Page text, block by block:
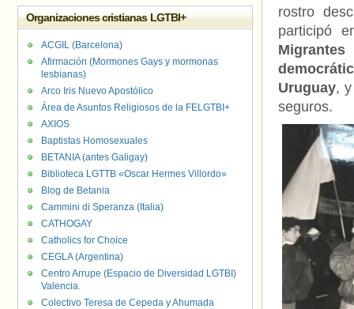
rostro
participó
Migrantes
Uruguay,
seguros.
Organizaciones cristianas LGTBI+
ACGIL (Barcelona)
Afirmación (Mormones Gays y mormonas
lesbianas)
Arco Iris Nuevo Apostólico
Área de Asuntos Religiosos de la FELGTBI+
AXIOS
Baptistas Homosexuales
BETANIA (antes Galigay)
Biblioteca LGTTB «Oscar Hermes Villordo»
Blog de Betania
Cammini di Speranza (Italia)
CATHOGAY
Catholics for Choice
CEGLA (Argentina)
Centro Arrupe (Espacio de Diversidad LGTBI)
Valencia.
Colectivo Teresa de Cepeda y Ahumada